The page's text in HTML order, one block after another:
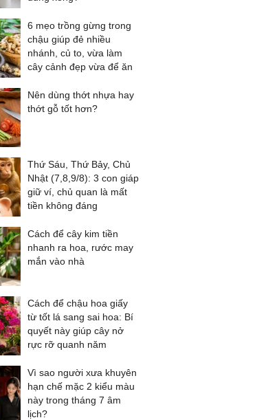
6 mẹo trồng gừng trong
chậu giúp đẻ nhiều
nhánh, củ to, vừa làm
cây cảnh đẹp vừa để ăn
Nên dùng thớt nhựa hay
thớt gỗ tốt hơn?
Thứ Sáu, Thứ Bảy, Chủ
Nhật (7,8,9/8): 3 con giáp
giữ ví, chủ quan là mất
tiền không đáng
Cách để cây kim tiền
nhanh ra hoa, rước may
mắn vào nhà
Cách để chậu hoa giấy
từ tốt lá sang sai hoa: Bí
quyết này giúp cây nở
rực rỡ quanh năm
Vì sao người xưa khuyên
hạn chế mặc 2 kiểu màu
này trong tháng 7 âm
lịch?